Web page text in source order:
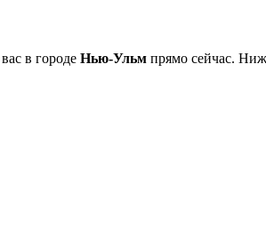
в городе Нью-Ульм прямо сейчас.